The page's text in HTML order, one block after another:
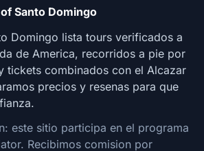
Santo Domingo
Domingo lista tours verificados a
de America, recorridos a pie por
tickets combinados con el Alcazar
precios y resenas para que
este sitio participa en el programa
Recibimos comision por